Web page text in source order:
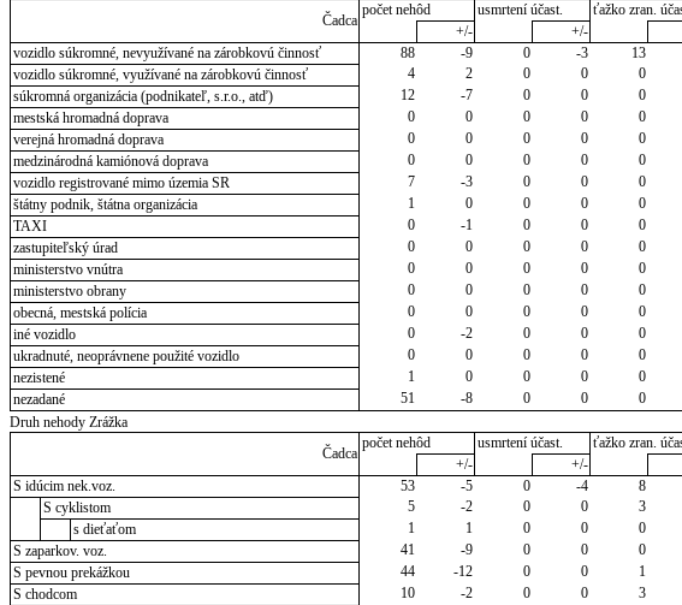
Čadca
počet nehôd usmrtení účast. ťažko zran.
+/-
+/-
vozidlo súkromné, nevyužívané na zárobkovú činnosť
88 -9 0 -3 13
vozidlo súkromné, využívané na zárobkovú činnosť
4 2 0 0 0
súkromná organizácia (podnikateľ, s.r.o., atď)
12 -7 0 0 0
mestská hromadná doprava
0 0 0 0 0
verejná hromadná doprava
0 0 0 0 0
medzinárodná kamiónová doprava
0 0 0 0 0
vozidlo registrované mimo územia SR
7 -3 0 0 0
štátny podnik, štátna organizácia
1 0 0 0 0
TAXI
0 -1 0 0 0
zastupiteľský úrad
0 0 0 0 0
ministerstvo vnútra
0 0 0 0 0
ministerstvo obrany
0 0 0 0 0
obecná, mestská polícia
0 0 0 0 0
iné vozidlo
0 -2 0 0 0
ukradnuté, neoprávnene použité vozidlo
0 0 0 0 0
nezistené
1 0 0 0 0
nezadané
51 -8 0 0 0
Druh nehody Zrážka
Čadca
počet nehôd usmrtení účast. ťažko zran.
+/-
+/-
S idúcim nek.voz.
53 -5 0 -4 8
S cyklistom
5 -2 0 0 3
s dieťaťom
1 1 0 0 0
S zaparkov. voz.
41 -9 0 0 0
S pevnou prekážkou
44 -12 0 0 1
S chodcom
10 -2 0 0 3